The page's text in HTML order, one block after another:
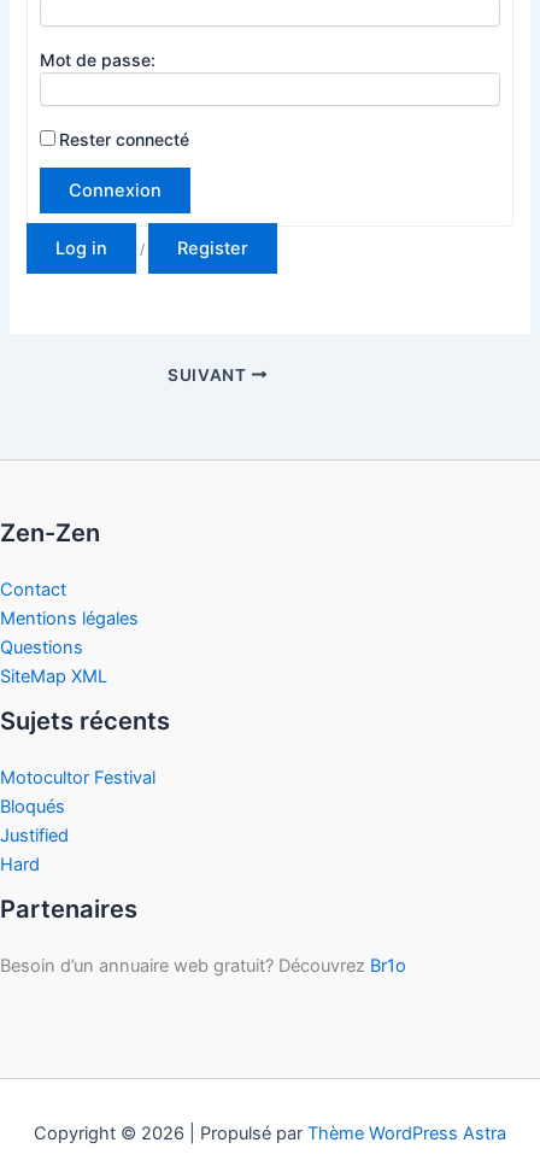
Mot de passe:
Rester connecté
Connexion
Log in / Register
SUIVANT
Zen-Zen
Contact
Mentions légales
Questions
SiteMap XML
Sujets récents
Motocultor Festival
Bloqués
Justified
Hard
Partenaires
Besoin d’un annuaire web gratuit? Découvrez Br1o
Copyright © 2026 | Propulsé par Thème WordPress Astra